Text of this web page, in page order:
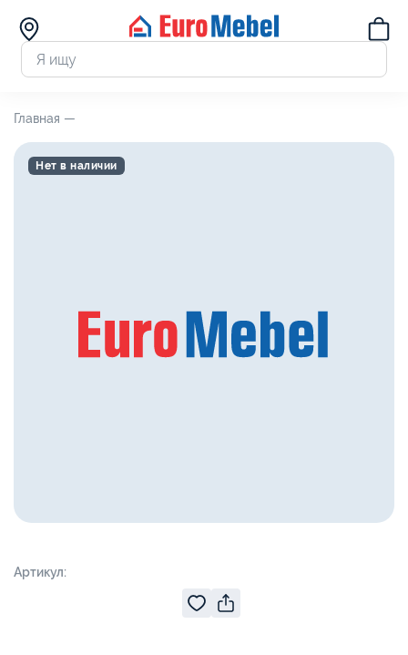
Главная —
Артикул:
Нет в наличии